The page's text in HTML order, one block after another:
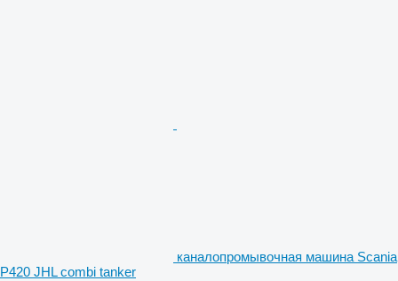
каналопромывочная машина Scania
P420 JHL combi tanker